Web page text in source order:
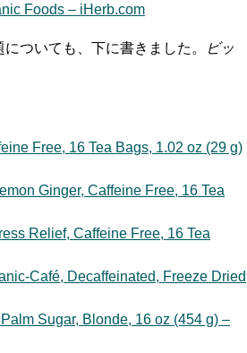
Foods – iHerb.com
ついても、下に書きました。
ビッ
Free, 16 Tea Bags, 1.02 oz (29 g)
Ginger, Caffeine Free, 16 Tea
Relief, Caffeine Free, 16 Tea
Café, Decaffeinated, Freeze Dried
Sugar, Blonde, 16 oz (454 g) –